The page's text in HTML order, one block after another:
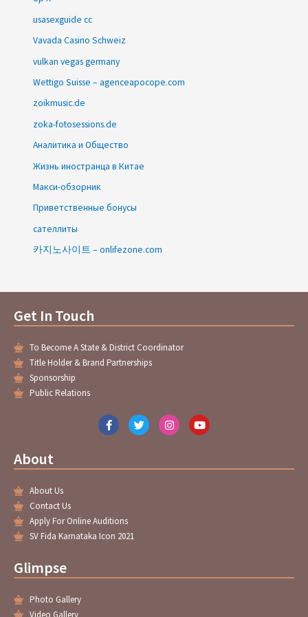
usasexguide cc
Vavada Casino Schweiz
vulkan vegas germany
Wettigo Suisse – agenceapocope.com
zoikmusic.de
zoka-fotosessions.de
Аналитика и Общество
Жизнь иностранца в Китае
Макси-обзорник
Приветственные бонусы
сателлиты
카지노사이트 – onlifezone.com
Get In Touch
To Become A State & District Coordinator
Title Holder & Brand Partnerships
Sponsorship
Public Relations
F
a
c
o
T
w
i
e
I
n
s
g
Y
o
u
b
About
About Us
Contact Us
Apply For Online Auditions
SV Fida Karnataka Icon 2021
Glimpse
Photo Gallery
Video Gallery